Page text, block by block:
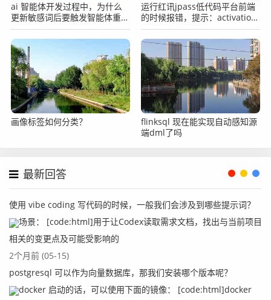
ai 智能体开发过程中，为什么
更新敏感词后要触发智能体重注
册？
运行红讯jpass低代码平台前端
的时候报错，提示：activation
error: A version argument is
required but missing.
画像标签如何分类？
flinksql 现在能实现自动感知源
端dml了吗
最新回答
使用 vibe coding 写代码的时候，一般我们会涉及到哪些提示词？
场景： [code:html]用于让Codex读取需求文档，找出与当前项目
相关的变更点及可能受影响的
2个月前 (05-15)
postgresql 可以作为向量数据库，那我们安装哪个版本呢？
docker 启动的话，可以使用下面的镜像： [code:html]docker